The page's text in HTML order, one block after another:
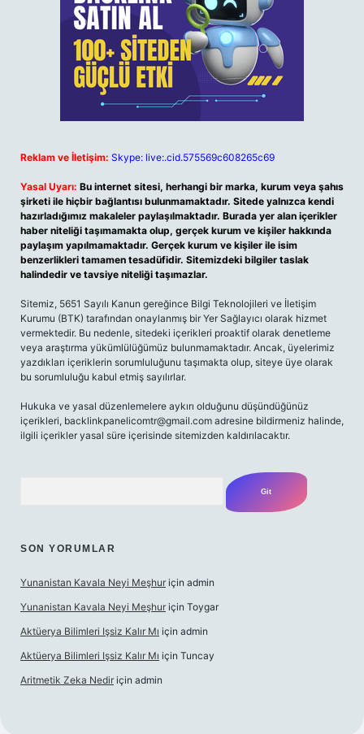
Reklam ve İletişim: Skype: live:.cid.575569c608265c69
Yasal Uyarı: Bu internet sitesi, herhangi bir marka, kurum veya şahıs
şirketi ile hiçbir bağlantısı bulunmamaktadır. Sitede yalnızca kendi
hazırladığımız makaleler paylaşılmaktadır. Burada yer alan içerikler
haber niteliği taşımamakta olup, gerçek kurum ve kişiler hakkında
paylaşım yapılmamaktadır. Gerçek kurum ve kişiler ile isim
benzerlikleri tamamen tesadüfidir. Sitemizdeki bilgiler taslak
halindedir ve tavsiye niteliği taşımazlar.
Sitemiz, 5651 Sayılı Kanun gereğince Bilgi Teknolojileri ve İletişim
Kurumu (BTK) tarafından onaylanmış bir Yer Sağlayıcı olarak hizmet
vermektedir. Bu nedenle, sitedeki içerikleri proaktif olarak denetleme
veya araştırma yükümlülüğümüz bulunmamaktadır. Ancak, üyelerimiz
yazdıkları içeriklerin sorumluluğunu taşımakta olup, siteye üye olarak
bu sorumluluğu kabul etmiş sayılırlar.
Hukuka ve yasal düzenlemelere aykırı olduğunu düşündüğünüz
içerikleri, backlinkpanelicomtr@gmail.com adresine bildirmeniz halinde,
ilgili içerikler yasal süre içerisinde sitemizden kaldırılacaktır.
SON YORUMLAR
Yunanistan Kavala Neyi Meşhur için admin
Yunanistan Kavala Neyi Meşhur için Toygar
Aktüerya Bilimleri Işsiz Kalır Mı için admin
Aktüerya Bilimleri Işsiz Kalır Mı için Tuncay
Aritmetik Zeka Nedir için admin